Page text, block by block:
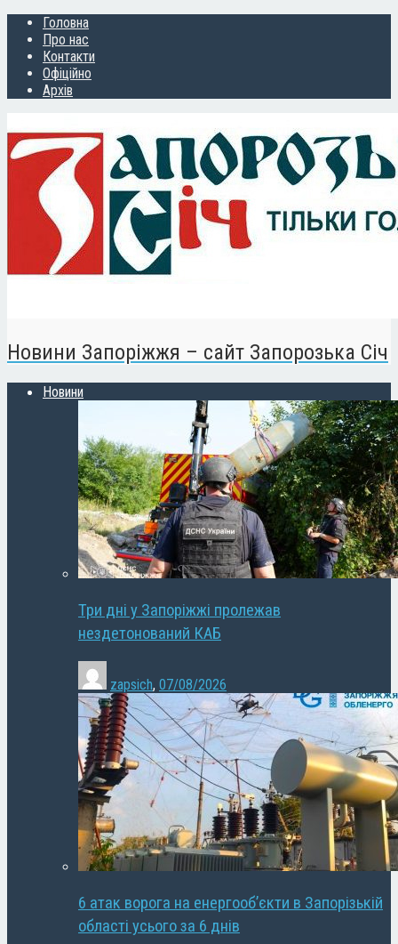
Головна
Про нас
Контакти
Офіційно
Архів
Новини Запоріжжя – сайт Запорозька Січ
Новини
Три дні у Запоріжжі пролежав
нездетонований КАБ
zapsich, 07/08/2026
6 атак ворога на енергооб’єкти в Запорізькій
області усього за 6 днів